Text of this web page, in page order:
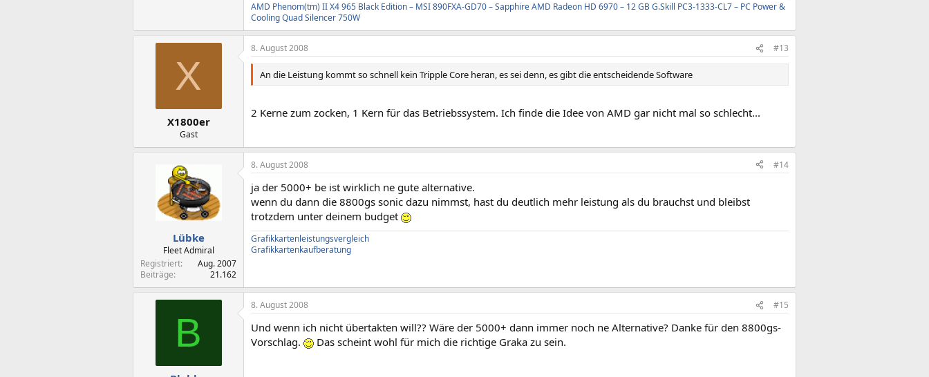
AMD Phenom(tm) II X4 965 Black Edition – MSI 890FXA-GD70 – Sapphire AMD Radeon HD 6970 – 12 GB G.Skill PC3-1333-CL7 – PC Power &
Cooling Quad Silencer 750W
X
X1800er
Gast
8. August 2008 #13
An die Leistung kommt so schnell kein Tripple Core heran, es sei denn, es gibt die entscheidende Software
2 Kerne zum zocken, 1 Kern für das Betriebssystem. Ich finde die Idee von AMD gar nicht mal so schlecht...
Lübke
Fleet Admiral
Registriert
Aug. 2007
Beiträge
21.162
8. August 2008 #14
ja der 5000+ be ist wirklich ne gute alternative.
wenn du dann die 8800gs sonic dazu nimmst, hast du deutlich mehr leistung als du brauchst und bleibst
trotzdem unter deinem budget
Grafikkartenleistungsvergleich
Grafikkartenkaufberatung
B
8. August 2008 #15
Und wenn ich nicht übertakten will?? Wäre der 5000+ dann immer noch ne Alternative? Danke für den 8800gs-
Vorschlag.
Das scheint wohl für mich die richtige Graka zu sein.